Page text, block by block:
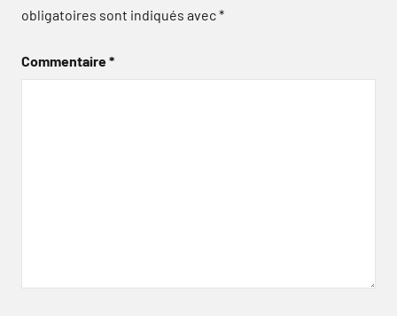
obligatoires sont indiqués avec*
Commentaire*